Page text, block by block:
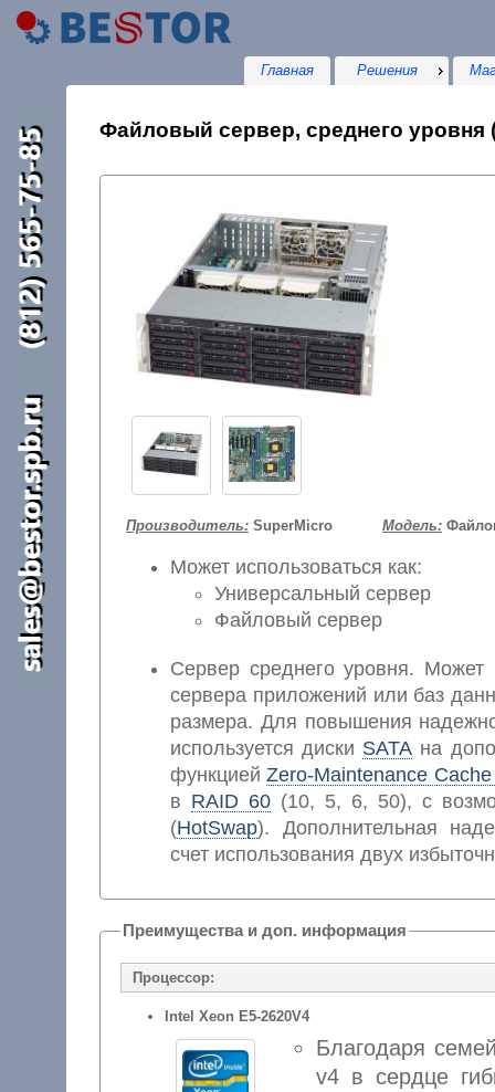
Главная Решения
Файловый сервер, среднего уровня
Производитель:SuperMicro Модель:
Может использоваться как:
Универсальный сервер
Файловый сервер
Сервер среднего уровня. Может
сервера приложений или баз
размера. Для повышения
используется диски SATAна
функцией Zero-Maintenance
в RAID 60(10, 5, 6, 50), с
(HotSwap). Дополнительная
счет использования двух
Преимущества и доп. информация
Процессор:
Intel Xeon E5-2620V4
Благодаря
v4 в сердце